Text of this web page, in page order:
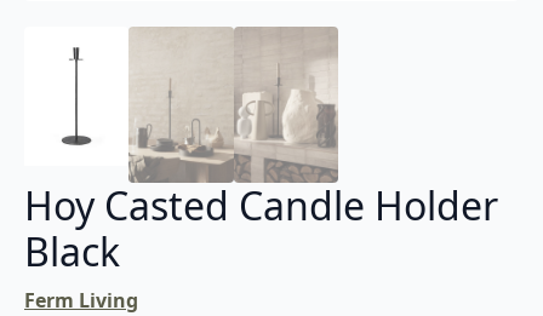
Hoy Casted Candle Holder
Black
Ferm Living